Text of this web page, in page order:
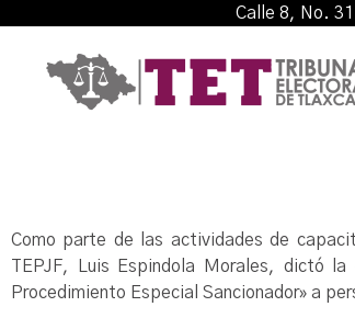
Calle 8, No.
Como parte de las actividades de
TEPJF, Luis Espindola Morales, dictó
Procedimiento Especial Sancionador» a